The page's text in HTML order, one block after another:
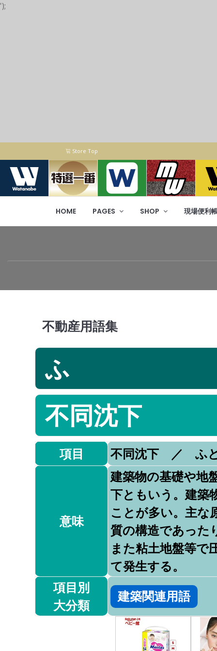
');
Store Top
HOME PAGES SHOP 現場便利
不動産用語集
ふ
不同沈下
項目 不同沈下 ／ ふ
意味
建築物の基礎や地
下ともいう。建築
ことが多い。主な
質の構造であった
また粘土地盤等で
て発生する。
項目別
大分類
建築関連用語